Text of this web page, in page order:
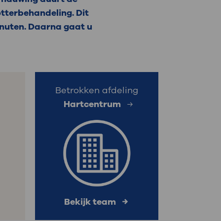
: naar uw dossier
Dit
Daarna gaat u
Betrokken afdeling
Hartcentrum
Bekijk team